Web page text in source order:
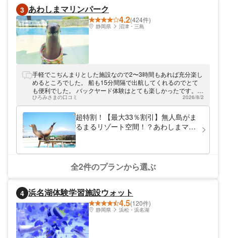
す。下田海中水族館へは、伊豆急行「下田
駅」からタクシーで約5分です。 アソビュー
では、下田海中水族館のお得なクーポンを販
スムーズに入場できます。下田海中水族館の
お得なクーポンを使って、海の生き物たちと
ふれあいに行ってみましょう！
3 あわしまマリンパーク
4.2(424件)
静岡県 沼津・三島
手軽でこぢんまりとした施設なので2〜3時間もあれば充分楽し
めるところでした。 船も15分間隔で出航してくれるのでとて
も便利でした。 バックヤード体験はとても楽しかったです。
ウミガメ抱っこはなかなかできないので、また行きたいと思い
ます。 ただエアコンがあまり効いていなくて全体的にとても暑
かったです。
ひろみさまの口コミ 2026/8/2
超特割！【最大33％割引】無人島がま
るまるリゾート空間！？あわしまマリ
全2件のプランから選ぶ
4 浜名湖体験学習施設ウォット
4.5(120件)
静岡県 浜松・浜名湖